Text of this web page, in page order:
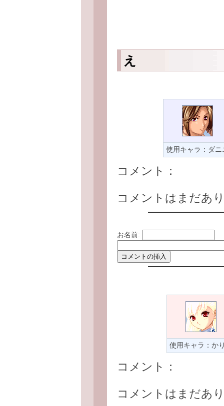
え
使用キャラ：ダニ
コメント：
コメントはまだあ
お名前:
使用キャラ：か
コメント：
コメントはまだあ